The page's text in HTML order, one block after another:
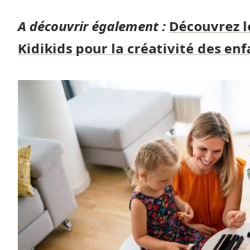
A découvrir également : Découvrez
Kidikids pour la créativité des